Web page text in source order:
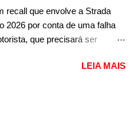
motor V10 Supercharger
cerca de 800cv que
exótica da aventura i...
no terceiro trimestre
acontecerá entre os meses de
(e já estamos em agosto), ou
A marca confirmou que
recall que envolve a Strada
2026 por conta de uma falha
que precisará ser
que envolve os proprietários
LEIA MAIS